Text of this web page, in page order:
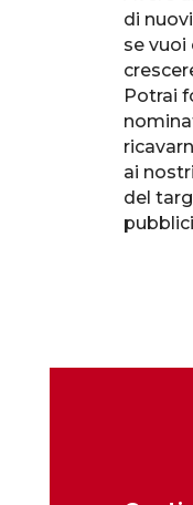
di
se vuoi
Potrai
ai
del